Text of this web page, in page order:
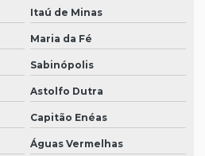
Itaú de Minas
Maria da Fé
Sabinópolis
Astolfo Dutra
Capitão Enéas
Águas Vermelhas